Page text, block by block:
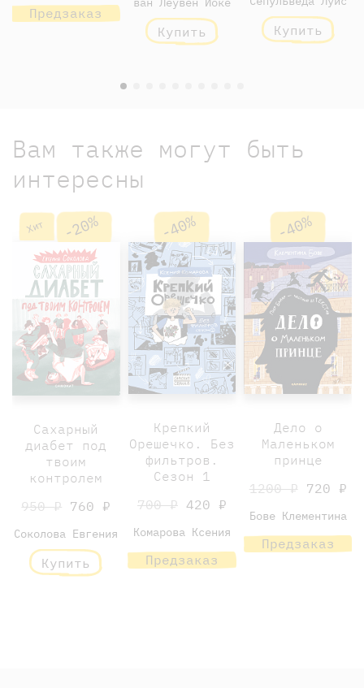
Предзаказ
Купить Купить
Вам также могут быть
интересны
Хит -20%
Сахарный
диабет под
твоим
контролем
950 ₽ 760 ₽
Соколова Евгения
Купить
-40%
Крепкий
Орешечко. Без
фильтров.
Сезон 1
700 ₽420 ₽
Комарова Ксения
Предзаказ
-40%
Дело о
Маленьком
принце
1200 ₽ 720 ₽
Бове Клементина
Предзаказ